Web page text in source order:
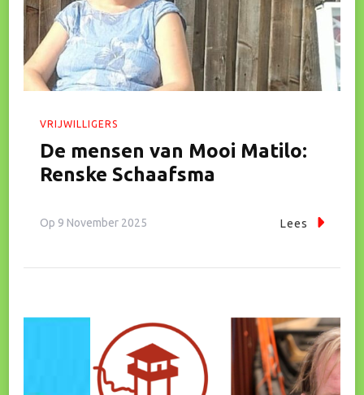
VRIJWILLIGERS
De mensen van Mooi Matilo:
Renske Schaafsma
Op 9 November 2025 Lees